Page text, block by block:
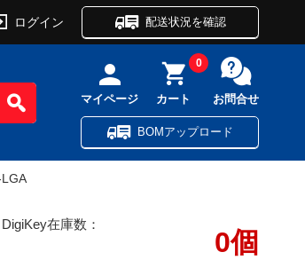
ログイン 配送状況を確認
マイページ カート
0
お問合せ
BOMアップロード
DigiKey在庫数：
0個